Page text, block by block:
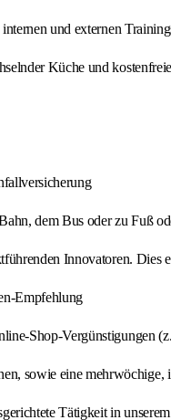
und externen
Küche und
dem Bus oder zu Fuß
Innovatoren.
Empfehlung
Shop-Vergünstigungen
sowie eine
Tätigkeit in